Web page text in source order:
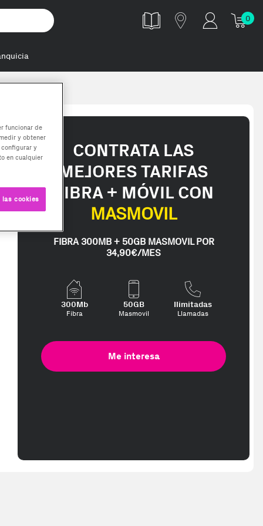
0
CONTRATA LAS
MEJORES TARIFAS
FIBRA + MÓVIL CON
MASMOVIL
FIBRA 300MB + 50GB MASMOVIL POR
34,90€/MES
300Mb
Fibra
50GB
Masmovil
Ilimitadas
Llamadas
Me interesa
funcionar de
y obtener
y
en cualquier
cookies